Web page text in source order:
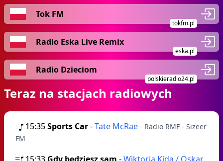
Tok FM
tokfm.pl
Radio Eska Live Remix
eska.pl
Radio Dzieciom
polskieradio24.pl
Teraz na stacjach radiowych
15:35Sports Car-Tate McRae - Radio RMF - Sizeer
FM